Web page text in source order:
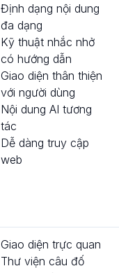
Định dạng nội dung
đa dạng
Kỹ thuật nhắc nhở
có hướng dẫn
Giao diện thân thiện
với người dùng
Nội dung AI tương
tác
Dễ dàng truy cập
web
Giao diện trực quan
Thư viện câu đố